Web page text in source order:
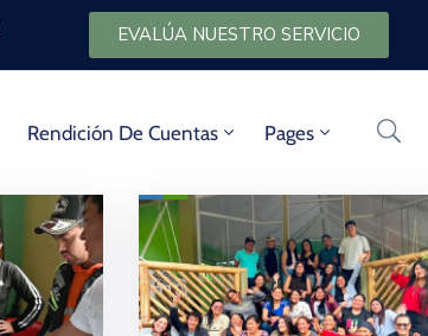
EVALÚA NUESTRO SERVICIO
Rendición De Cuentas Pages